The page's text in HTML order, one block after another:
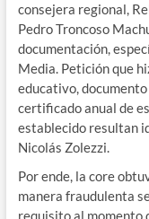
consejera regional,
Pedro Troncoso
documentación,
Media. Petición que
educativo,
certificado anual de
establecido resultan
Nicolás Zolezzi.
Por ende, la core
manera fraudulenta
requisito al momento